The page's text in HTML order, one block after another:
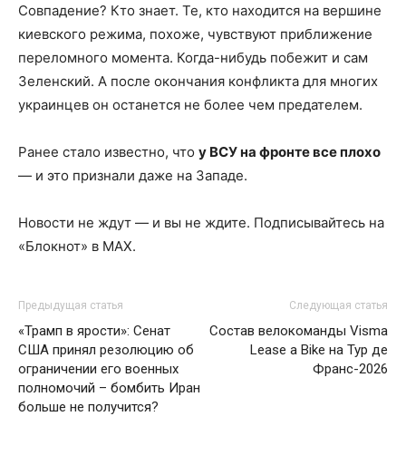
Совпадение? Кто знает. Те, кто находится на вершине
киевского режима, похоже, чувствуют приближение
переломного момента. Когда-нибудь побежит и сам
Зеленский. А после окончания конфликта для многих
украинцев он останется не более чем предателем.
Ранее стало известно, что у ВСУ на фронте все плохо
— и это признали даже на Западе.
Новости не ждут — и вы не ждите. Подписывайтесь на
«Блокнот» в MAX.
Предыдущая статья
«Трамп в ярости»: Сенат
США принял резолюцию об
ограничении его военных
полномочий – бомбить Иран
больше не получится?
Следующая статья
Состав велокоманды Visma
Lease a Bike на Тур де
Франс-2026